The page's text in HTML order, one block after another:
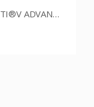
CONTI®V ADVANCE SPZ1462CR